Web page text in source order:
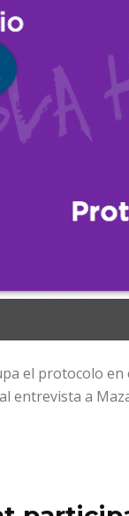
el protocolo
entrevista a